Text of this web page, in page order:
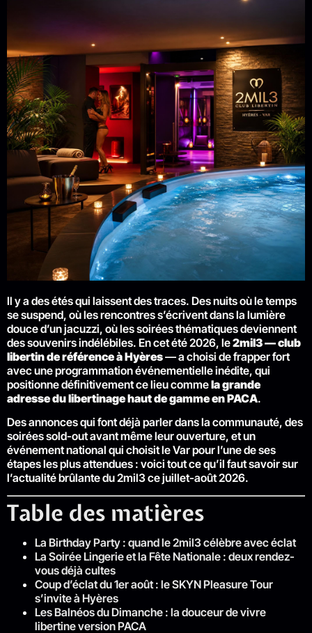
Il y a des étés qui laissent des traces. Des nuits où le temps
se suspend, où les rencontres s’écrivent dans la lumière
douce d’un jacuzzi, où les soirées thématiques deviennent
des souvenirs indélébiles. En cet été 2026, le2mil3 — club
libertin de référence à Hyères— a choisi de frapper fort
avec une programmation événementielle inédite, qui
positionne définitivement ce lieu commela grande
adresse du libertinage haut de gamme en PACA.
Des annonces qui font déjà parler dans la communauté, des
soirées sold-out avant même leur ouverture, et un
événement national qui choisit le Var pour l’une de ses
étapes les plus attendues : voici tout ce qu’il faut savoir sur
l’actualité brûlante du 2mil3 ce juillet-août 2026.
Table des matières
La Birthday Party : quand le 2mil3 célèbre avec éclat
La Soirée Lingerie et la Fête Nationale : deux rendez-
vous déjà cultes
Coup d’éclat du 1er août : le SKYN Pleasure Tour
s’invite à Hyères
Les Balnéos du Dimanche : la douceur de vivre
libertine version PACA